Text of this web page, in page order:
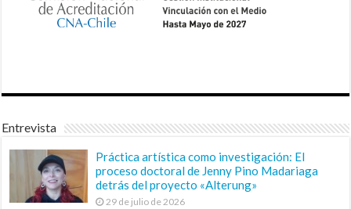
Entrevista
Práctica artística como investigación: El
proceso doctoral de Jenny Pino Madariaga
detrás del proyecto «Alterung»
29 de julio de 2026